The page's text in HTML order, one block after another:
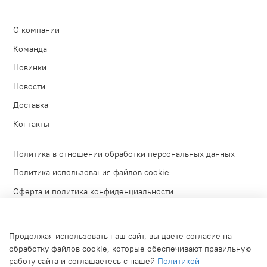
использовать не нужно.
Плотность бумаги в наших блокнотах выбрана таким образом,
что листы не просвечивают, можно рисовать на обратной
карандаши, цветные карандаши – существует много способов
передать свои эмоции на уникальной бумаге нового поколения
и надолго сохранить их.
О компании
Команда
Новинки
Новости
Доставка
Контакты
Политика в отношении обработки персональных данных
Политика использования файлов cookie
Оферта и политика конфиденциальности
Блог
Продолжая использовать наш сайт, вы даете согласие на
обработку файлов cookie, которые обеспечивают правильную
работу сайта и соглашаетесь с нашей Политикой